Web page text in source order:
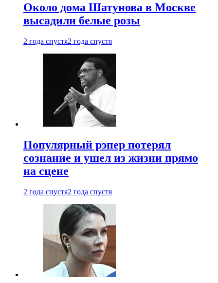
Около дома Шатунова в Москве
высадили белые розы
2 года спустя2 года спустя
Популярный рэпер потерял
сознание и ушел из жизни прямо
на сцене
2 года спустя2 года спустя